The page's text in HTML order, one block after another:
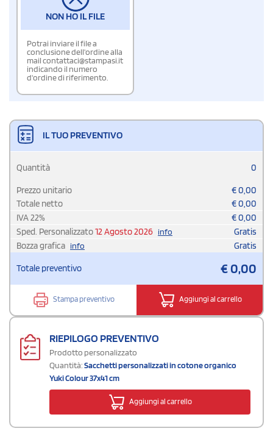
NON HO IL FILE
Potrai inviare il file a
conclusione dell'ordine alla
mail contattaci@stampasi.it
indicando il numero
d'ordine di riferimento.
IL TUO PREVENTIVO
Quantità 0
Prezzo unitario €0,00
Totale netto
€0,00
IVA22% €0,00
Sped. Personalizzato12 Agosto 2026 info
Gratis
Bozza grafica info Gratis
Totale preventivo €0,00
Stampa preventivo Aggiungi al carrello
RIEPILOGO PREVENTIVO
Prodotto personalizzato
Quantità:Sacchetti personalizzati in cotone organico
Yuki Colour 37x41 cm
Aggiungi al carrello